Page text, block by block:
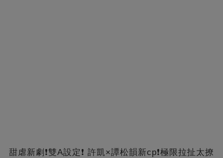
甜虐新劇❗雙A設定❗ 許凱×譚松韻新cp❗️極限拉扯太撩